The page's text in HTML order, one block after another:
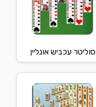
סוליטר עכביש אונליין